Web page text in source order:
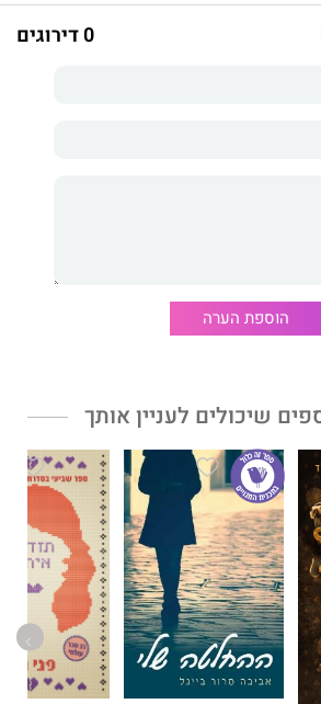
אחד מהם זכה לאלפי דירוגים באתר
בכל רחבי העולם. בישראל, הסדרה
0 דירוגים
הוספת הערה
שיכולים לעניין אותך